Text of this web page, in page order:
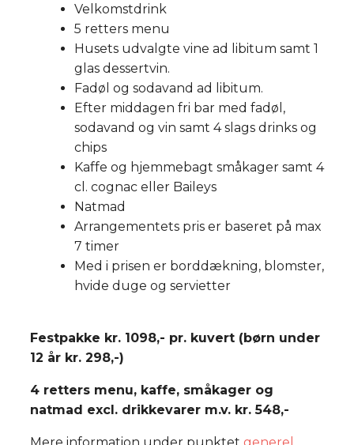
Velkomstdrink
5 retters menu
Husets udvalgte vine ad libitum samt 1
glas dessertvin.
Fadøl og sodavand ad libitum.
Efter middagen fri bar med fadøl,
sodavand og vin samt 4 slags drinks og
chips
Kaffe og hjemmebagt småkager samt 4
cl. cognac eller Baileys
Natmad
Arrangementets pris er baseret på max
7 timer
Med i prisen er borddækning, blomster,
hvide duge og servietter
Festpakke kr. 1098,- pr. kuvert (børn under
12 år kr. 298,-)
4 retters menu, kaffe, småkager og
natmad excl. drikkevarer m.v. kr. 548,-
Mere information under punktet generel